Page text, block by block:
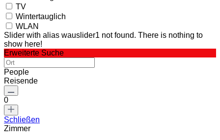
TV
Wintertauglich
WLAN
Slider with alias wauslider1 not found. There is nothing to
show here!
Erweiterte Suche
People
Reisende
0
Schließen
Zimmer